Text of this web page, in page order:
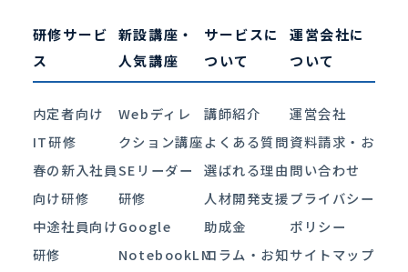
研修サービ
ス
内定者向け
IT研修
春の新入社員
向け研修
中途社員向け
研修
新設講座・
人気講座
Webディレ
クション講座
SEリーダー
研修
Google
NotebookLM
サービスに
ついて
講師紹介
よくある質問
選ばれる理由
人材開発支援
助成金
コラム・お知
運営会社に
ついて
運営会社
資料請求・お
問い合わせ
プライバシー
ポリシー
サイトマップ